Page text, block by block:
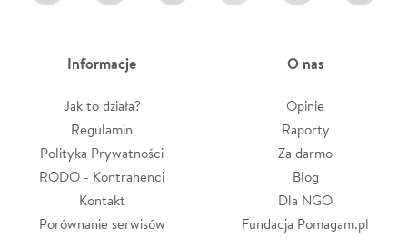
Informacje
Jak to działa?
Regulamin
Polityka Prywatności
RODO - Kontrahenci
Kontakt
Porównanie serwisów
O nas
Opinie
Raporty
Za darmo
Blog
Dla NGO
Fundacja Pomagam.pl